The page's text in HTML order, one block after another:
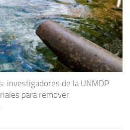
investigadores de la UNMDP
para remover